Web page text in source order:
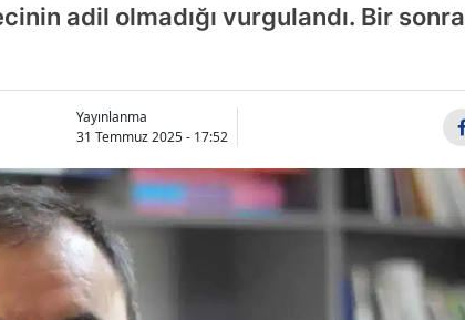
adil olmadığı vurgulandı. Bir
Yayınlanma
31 Temmuz 2025 - 17:52